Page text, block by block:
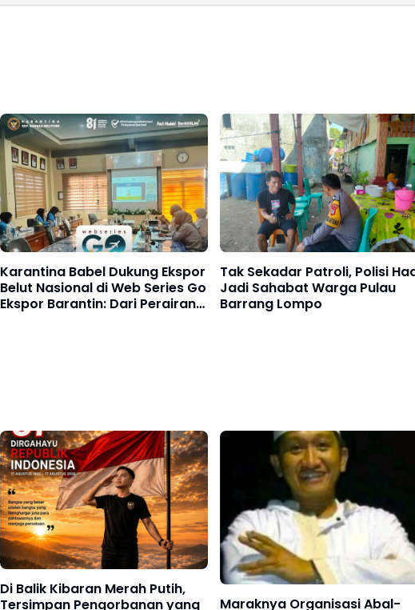
Karantina Babel Dukung Ekspor
Belut Nasional di Web Series Go
Ekspor Barantin: Dari Perairan
Tak Sekadar Patroli, Polisi
Jadi Sahabat Warga Pulau
Barrang Lompo
Di Balik Kibaran Merah Putih,
Tersimpan Pengorbanan yang
Maraknya Organisasi Abal-